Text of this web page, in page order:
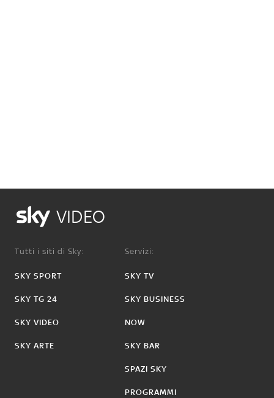
VIDEO
Tutti i siti di Sky:
SKY SPORT
SKY TG 24
SKY VIDEO
SKY ARTE
Servizi:
SKY TV
SKY BUSINESS
NOW
SKY BAR
SPAZI SKY
PROGRAMMI